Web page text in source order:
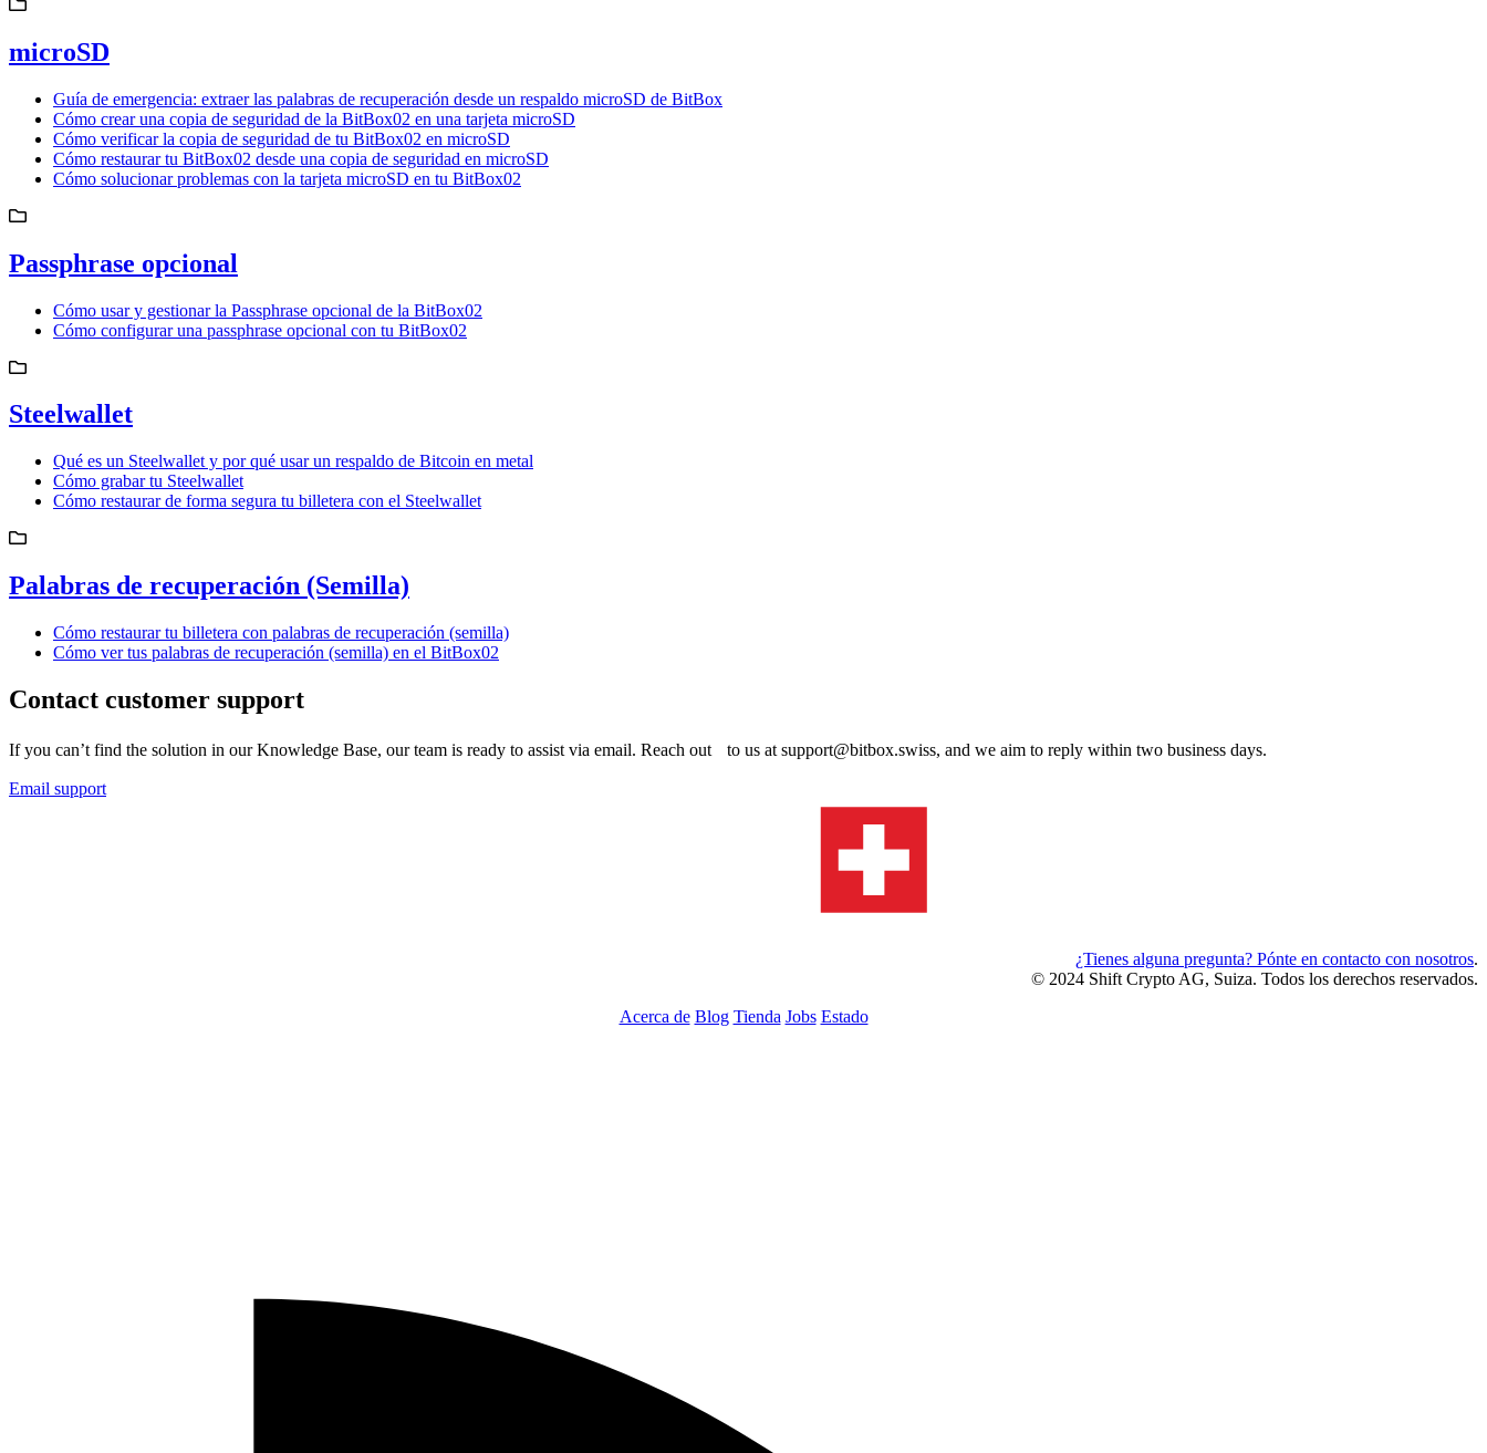
microSD
Guía de emergencia: extraer las palabras de recuperación desde un respaldo microSD de BitBox
Cómo crear una copia de seguridad de la BitBox02 en una tarjeta microSD
Cómo verificar la copia de seguridad de tu BitBox02 en microSD
Cómo restaurar tu BitBox02 desde una copia de seguridad en microSD
Cómo solucionar problemas con la tarjeta microSD en tu BitBox02
Passphrase opcional
Cómo usar y gestionar la Passphrase opcional de la BitBox02
Cómo configurar una passphrase opcional con tu BitBox02
Steelwallet
Qué es un Steelwallet y por qué usar un respaldo de Bitcoin en metal
Cómo grabar tu Steelwallet
Cómo restaurar de forma segura tu billetera con el Steelwallet
Palabras de recuperación (Semilla)
Cómo restaurar tu billetera con palabras de recuperación (semilla)
Cómo ver tus palabras de recuperación (semilla) en el BitBox02
Contact customer support
If you can’t find the solution in our Knowledge Base, our team is ready to assist via email. Reach out to us at support@bitbox.swiss, and we aim to reply within two business days.
Email support
¿Tienes alguna pregunta? Pónte en contacto con nosotros.
© 2024 Shift Crypto AG, Suiza. Todos los derechos reservados.
Acerca de Blog Tienda Jobs Estado